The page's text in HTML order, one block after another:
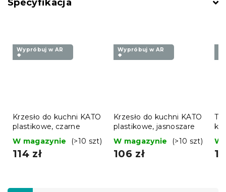
Specyfikacja
Wypróbuj w AR
❖
Krzesło do kuchni KATO
plastikowe, czarne
W magazynie
(>10 szt)
114 zł
Wypróbuj w AR
❖
Krzesło do kuchni KATO
plastikowe, jasnoszare
W magazynie
(>10 szt)
106 zł
W